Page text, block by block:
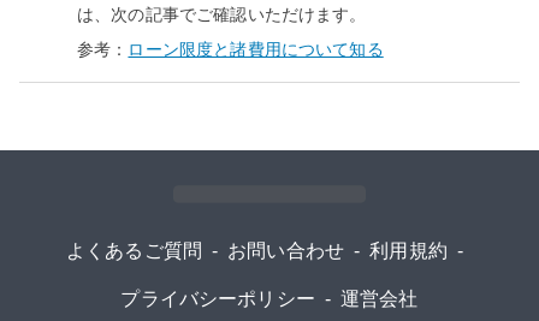
は、次の記事でご確認いただけます。
参考： ローン限度と諸費用について知る
よくあるご質問 - お問い合わせ - 利用規約 -
プライバシーポリシー - 運営会社